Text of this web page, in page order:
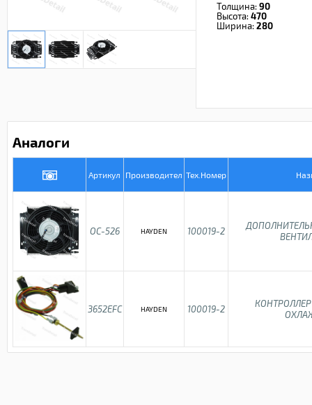
Толщина: 90
Высота: 470
Ширина: 280
Аналоги
Артикул Производител Тех.Номер
OC-526 HAYDEN 100019-2
3652EFC HAYDEN 100019-2